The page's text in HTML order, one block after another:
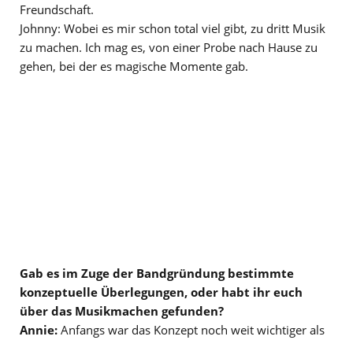
Freundschaft.
Johnny: Wobei es mir schon total viel gibt, zu dritt Musik
zu machen. Ich mag es, von einer Probe nach Hause zu
gehen, bei der es magische Momente gab.
Gab es im Zuge der Bandgründung bestimmte
konzeptuelle Überlegungen, oder habt ihr euch
über das Musikmachen gefunden?
Annie: Anfangs war das Konzept noch weit wichtiger als